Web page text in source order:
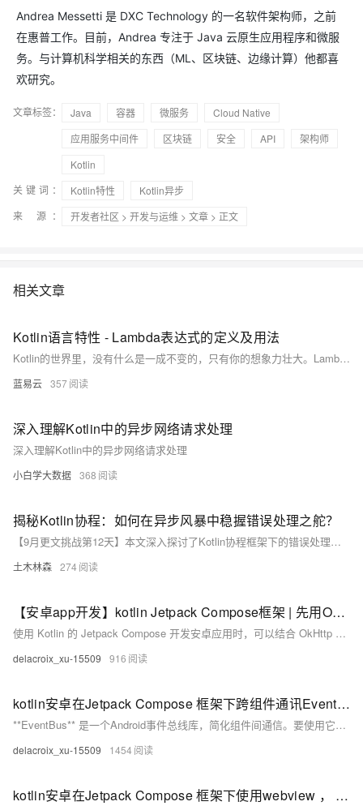
Andrea Messetti 是 DXC Technology 的一名软件架构师，之前
在惠普工作。目前，Andrea 专注于 Java 云原生应用程序和微服
务。与计算机科学相关的东西（ML、区块链、边缘计算）他都喜
欢研究。
文章标签： Java 容器 微服务
Cloud Native
应用服务中间件
区块链 安全 API
架构师
Kotlin
关键词：
Kotlin特性
Kotlin异步
来 源：
开发者社区 > 开发与运维 > 文章 > 正文
相关文章
Kotlin语言特性 - Lambda表达式的定义及用法
Kotlin的世界里，没有什么是一成不变的，只有你的想象力壮大。Lambda的独特魅力，就在于它拥有如此变动和灵活的可能性，更在于它能够提高代码逻辑的可读性以及可维护性。这并非夸张，只是Lambda表达式的事实描述，它就是如此美妙又实用。掌握它，就是像掌握绘画一样，让你的代码如同画布，随心绘制属于你的精彩。
蓝易云 357
深入理解Kotlin中的异步网络请求处理
深入理解Kotlin中的异步网络请求处理
小白学大数据 368
揭秘Kotlin协程：如何在异步风暴中稳握错误处理之舵？
【9月更文挑战第12天】本文深入探讨了Kotlin协程框架下的错误处理机制，通过实例分析展示了如何利用`CoroutineExceptionHandler`进行结构化异常处理。文章详细介绍了全局与局部异常处理器的使用方法，并展示了如何在挂起函数中使用`try`表达式优雅地处理异常，以提高程序的健壮性和可维护性。
土木林森 274
【安卓app开发】kotlin Jetpack Compose框架 | 先用OKhttp下载远程音频文件再使用ExoPlayer播放
使用 Kotlin 的 Jetpack Compose 开发安卓应用时，可以结合 OkHttp 下载远程音频文件和 ExoPlayer 进行播放。在 `build.gradle` 添加相关依赖后，示例代码展示了如何下载音频并用 ExoPlayer 播放。代码包括添加依赖、下载文件、播放文件及简单的 Compose UI。注意，示例未包含完整错误处理和资源释放，实际应用需补充这些内容。
delacroix_xu-15509 916
kotlin安卓在Jetpack Compose 框架下跨组件通讯EventBus
**EventBus** 是一个Android事件总线库，简化组件间通信。要使用它，首先在Gradle中添加依赖`implementation &#39;org.greenrobot:eventbus:3.3.1&#39;`。然后，可选地定义事件类如`MessageEvent`。在活动或Fragment的`onCreate`中注册订阅者，在`onDestroy`中反注册。通过`@Subscribe`注解方法处理事件，如`onMessageEvent`。发送事件使用`EventBus.getDefault().post()`。
delacroix_xu-15509 1454
kotlin安卓在Jetpack Compose 框架下使用webview ， 网页中的JavaScript代码如何与native交互